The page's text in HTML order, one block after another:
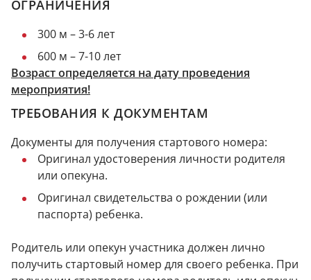
ОГРАНИЧЕНИЯ
300 м – 3-6 лет
600 м – 7-10 лет
Возраст определяется на дату проведения
мероприятия!
ТРЕБОВАНИЯ К ДОКУМЕНТАМ
Документы для получения стартового номера:
Оригинал удостоверения личности родителя
или опекуна.
Оригинал свидетельства о рождении (или
паспорта) ребенка.
Родитель или опекун участника должен лично
получить стартовый номер для своего ребенка. При